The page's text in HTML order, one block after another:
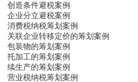
创造条件避税案例
企业分立避税案例
消费税纳税筹划案例
关联企业转移定价的筹划案例
包装物的筹划案例
托加工的筹划案例
续生产的筹划案例
营业税纳税筹划案例